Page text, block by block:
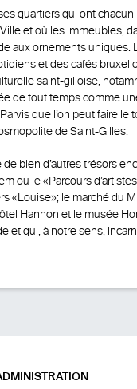
quartiers qui ont
et où les immeubles,
aux ornements
et des cafés
saint-gilloise,
de tout temps comme
que l’on peut faire
de Saint-Gilles.
bien d’autres trésors
ou le «Parcours
«Louise»; le marché du
Hannon et le musée
et qui, à notre sens,